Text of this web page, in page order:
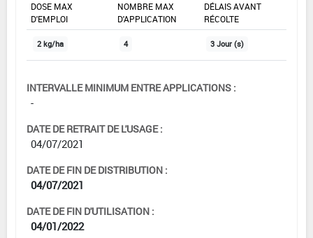
DOSE MAX
D'EMPLOI
NOMBRE MAX
D'APPLICATION
DÉLAIS AVANT
RÉCOLTE
2 kg/ha 4 3 Jour (s)
INTERVALLE MINIMUM ENTRE APPLICATIONS :
-
DATE DE RETRAIT DE L'USAGE :
04/07/2021
DATE DE FIN DE DISTRIBUTION :
04/07/2021
DATE DE FIN D'UTILISATION :
04/01/2022